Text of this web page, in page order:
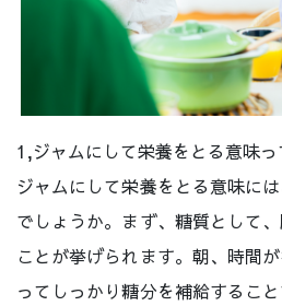
1,ジャムにして栄養をとる意味っ
ジャムにして栄養をとる意味に
でしょうか。まず、糖質として
ことが挙げられます。朝、時間
ってしっかり糖分を補給するこ